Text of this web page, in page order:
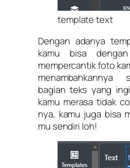
template text
Dengan adanya
kamu bisa
mempercantik foto
bagian teks yang
kamu merasa tidak
nya, kamu juga bisa
mu sendiri loh!